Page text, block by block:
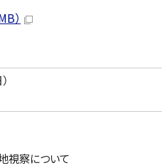
）
視察について